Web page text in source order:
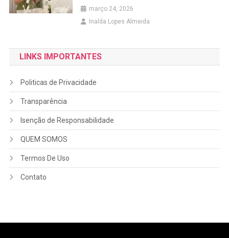
março 24, 2026
Inalda Lopes Almeida
LINKS IMPORTANTES
Politicas de Privacidade
Transparência
Isenção de Responsabilidade
QUEM SOMOS
Termos De Uso
Contato